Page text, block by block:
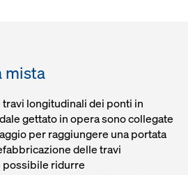
mista
longitudinali dei ponti in
gettato in opera sono collegate
per raggiungere una portata
delle travi
possibile ridurre